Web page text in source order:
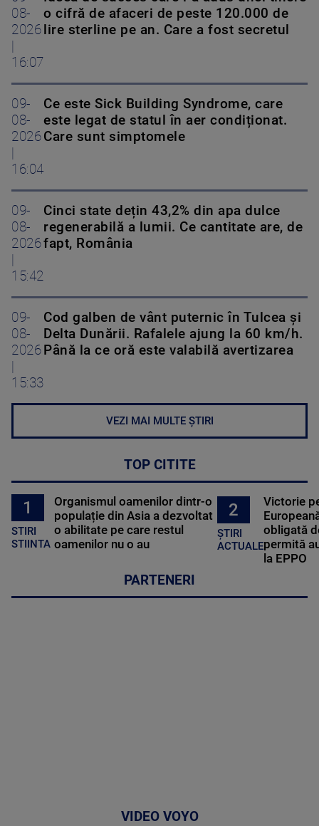
08-
2026
16:07
o cifră de afaceri de peste 120.000 de
lire sterline pe an. Care a fost secretul
09-
08-
2026
16:04
Ce este Sick Building Syndrome, care
este legat de statul în aer condiționat.
Care sunt simptomele
09-
08-
2026
15:42
Cinci state dețin 43,2% din apa dulce
regenerabilă a lumii. Ce cantitate are, de
fapt, România
09-
08-
2026
15:33
Cod galben de vânt puternic în Tulcea și
Delta Dunării. Rafalele ajung la 60 km/h.
Până la ce oră este valabilă avertizarea
VEZI MAI MULTE ȘTIRI
TOP CITITE
1
STIRI
STIINTA
Organismul oamenilor dintr-o
populație din Asia a dezvoltat
o abilitate pe care restul
oamenilor nu o au
2
ȘTIRI
ACTUALE
Victorie
obligată
permită
la EPPO
PARTENERI
VIDEO VOYO